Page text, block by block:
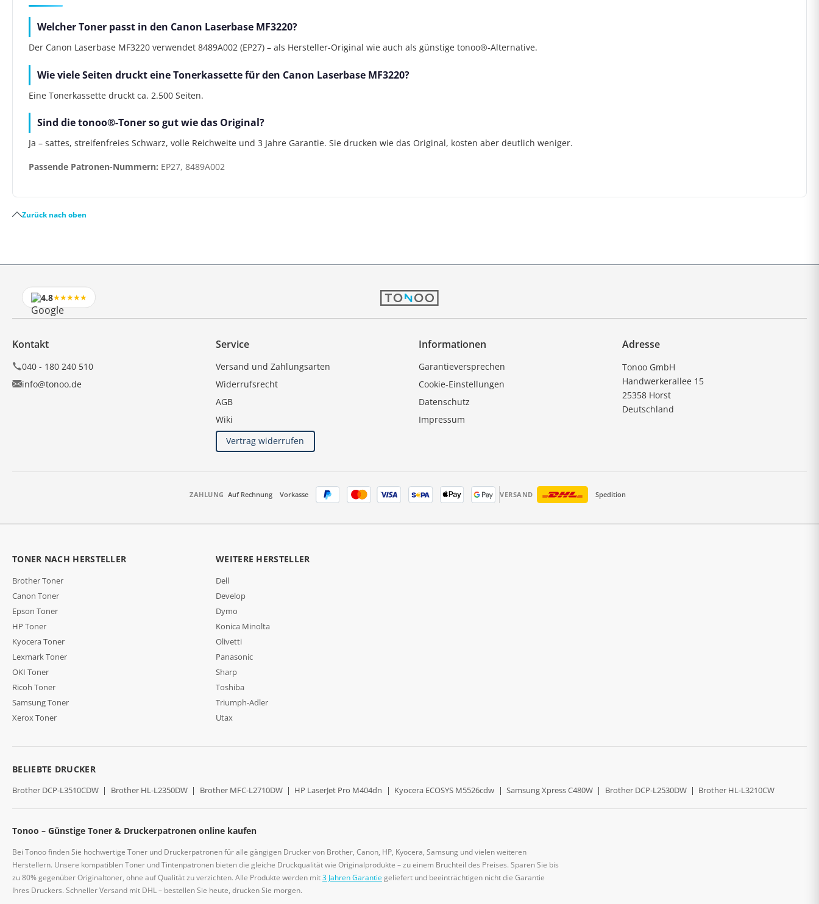
Welcher Toner passt in den Canon Laserbase MF3220?
Der Canon Laserbase MF3220 verwendet 8489A002 (EP27) – als Hersteller-Original wie auch als günstige tonoo®-Alternative.
Wie viele Seiten druckt eine Tonerkassette für den Canon Laserbase MF3220?
Eine Tonerkassette druckt ca. 2.500 Seiten.
Sind die tonoo®-Toner so gut wie das Original?
Ja – sattes, streifenfreies Schwarz, volle Reichweite und 3 Jahre Garantie. Sie drucken wie das Original, kosten aber deutlich weniger.
Passende Patronen-Nummern: EP27, 8489A002
Zurück nach oben
4.8★★★★★
Kontakt
040 - 180 240 510
info@tonoo.de
Service
Versand und Zahlungsarten
Widerrufsrecht
AGB
Wiki
Vertrag widerrufen
Informationen
Garantieversprechen
Cookie-Einstellungen
Datenschutz
Impressum
Adresse
Tonoo GmbH
Handwerkerallee 15
25358 Horst
Deutschland
ZAHLUNG Auf Rechnung Vorkasse VERSAND Spedition
TONER NACH HERSTELLER
Brother Toner
Canon Toner
Epson Toner
HP Toner
Kyocera Toner
Lexmark Toner
OKI Toner
Ricoh Toner
Samsung Toner
Xerox Toner
WEITERE HERSTELLER
Dell
Develop
Dymo
Konica Minolta
Olivetti
Panasonic
Sharp
Toshiba
Triumph-Adler
Utax
BELIEBTE DRUCKER
Brother DCP-L3510CDW | Brother HL-L2350DW | Brother MFC-L2710DW | HP LaserJet Pro M404dn | Kyocera ECOSYS M5526cdw | Samsung Xpress C480W | Brother DCP-L2530DW | Brother HL-L3210CW
Tonoo – Günstige Toner & Druckerpatronen online kaufen
Bei Tonoo finden Sie hochwertige Toner und Druckerpatronen für alle gängigen Drucker von Brother, Canon, HP, Kyocera, Samsung und vielen weiteren
Herstellern. Unsere kompatiblen Toner und Tintenpatronen bieten die gleiche Druckqualität wie Originalprodukte – zu einem Bruchteil des Preises. Sparen Sie bis
zu 80% gegenüber Originaltoner, ohne auf Qualität zu verzichten. Alle Produkte werden mit3 Jahren Garantiegeliefert und beeinträchtigen nicht die Garantie
Ihres Druckers. Schneller Versand mit DHL – bestellen Sie heute, drucken Sie morgen.